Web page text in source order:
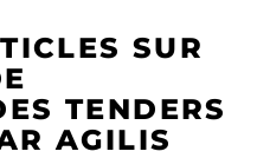
SUR
TENDERS
AGILIS